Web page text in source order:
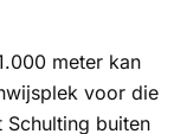
meter kan
voor die
buiten